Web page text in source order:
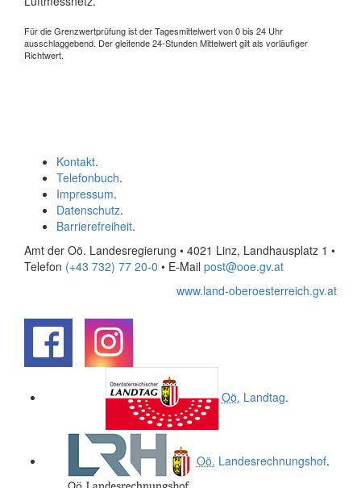
Für die Grenzwertprüfung ist der Tagesmittelwert von 0 bis 24 Uhr
ausschlaggebend. Der gleitende 24-Stunden Mittelwert gilt als vorläufiger
Richtwert.
Kontakt.
Telefonbuch.
Impressum.
Datenschutz.
Barrierefreiheit.
Amt der Oö. Landesregierung • 4021 Linz, Landhausplatz 1 •
Telefon (+43 732) 77 20-0 • E-Mail post@ooe.gv.at
www.land-oberoesterreich.gv.at
Oö. Landtag.
Oö. Landesrechnungshof.